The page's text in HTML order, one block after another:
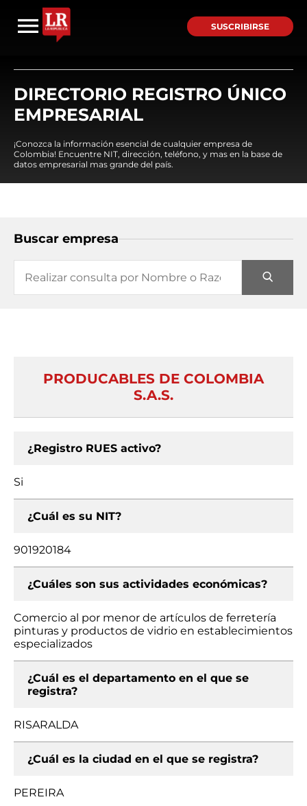
SUSCRIBIRSE
DIRECTORIO REGISTRO ÚNICO
EMPRESARIAL
¡Conozca la información esencial de cualquier empresa de
Colombia! Encuentre NIT, dirección, teléfono, y mas en la base de
datos empresarial mas grande del país.
Buscar empresa
PRODUCABLES DE COLOMBIA
S.A.S.
¿Registro RUES activo?
Si
¿Cuál es su NIT?
901920184
¿Cuáles son sus actividades económicas?
Comercio al por menor de artículos de ferretería
pinturas y productos de vidrio en establecimientos
especializados
¿Cuál es el departamento en el que se
registra?
RISARALDA
¿Cuál es la ciudad en el que se registra?
PEREIRA